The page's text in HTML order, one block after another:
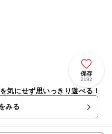
保存
2192
気にせず思いっきり遊べる！
みる